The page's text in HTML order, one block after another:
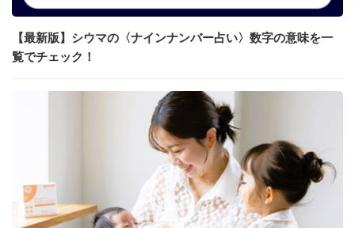
【最新版】シウマの〈ナインナンバー占い〉数字の意味を一
覧でチェック！